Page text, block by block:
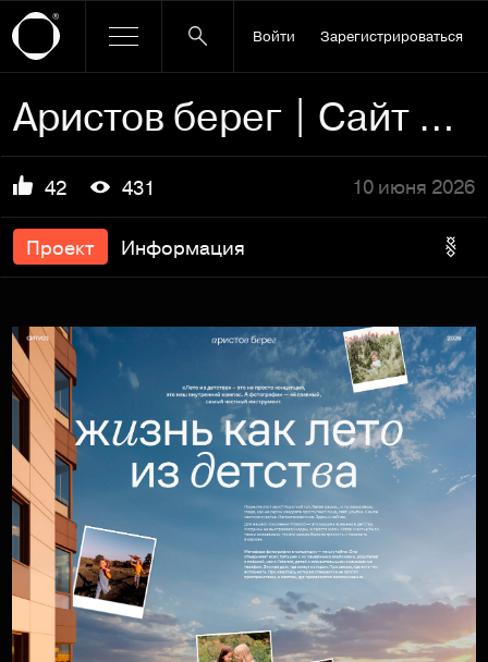
Войти Зарегистрироваться
Аристов берег | Сайт для жилого комплекса
42 431 10 июня 2026
Проект Информация